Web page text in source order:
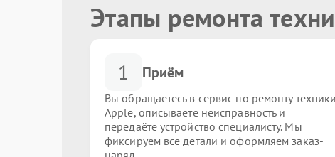
Этапы ремонта
1 Приём
Вы обращаетесь в сервис по ремонту техники
Apple, описываете неисправность и
передаёте устройство специалисту. Мы
фиксируем все детали и оформляем заказ-